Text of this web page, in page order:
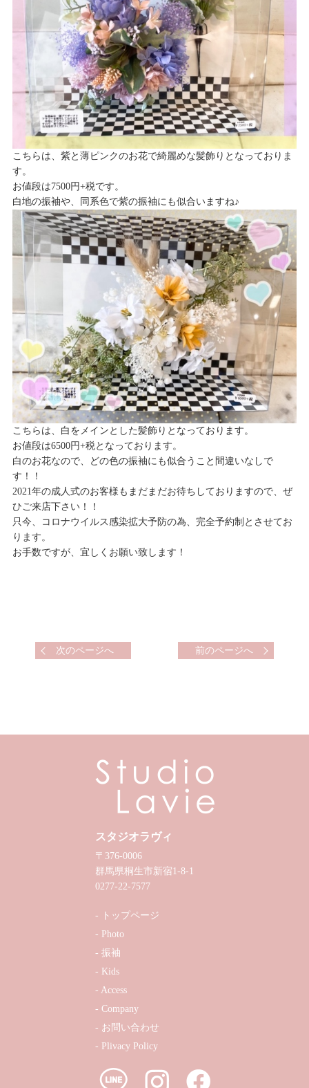
こちらは、紫と薄ピンクのお花で綺麗めな髪飾りとなっておりま
す。
お値段は7500円+税です。
白地の振袖や、同系色で紫の振袖にも似合いますね♪
こちらは、白をメインとした髪飾りとなっております。
お値段は6500円+税となっております。
白のお花なので、どの色の振袖にも似合うこと間違いなしで
す！！
2021年の成人式のお客様もまだまだお待ちしておりますので、ぜ
ひご来店下さい！！
只今、コロナウイルス感染拡大予防の為、完全予約制とさせてお
ります。
お手数ですが、宜しくお願い致します！
次のページへ 前のページへ
スタジオラヴィ
〒376-0006
群馬県桐生市新宿1-8-1
0277-22-7577
トップページ
Photo
振袖
Kids
Access
Company
お問い合わせ
Plivacy Policy